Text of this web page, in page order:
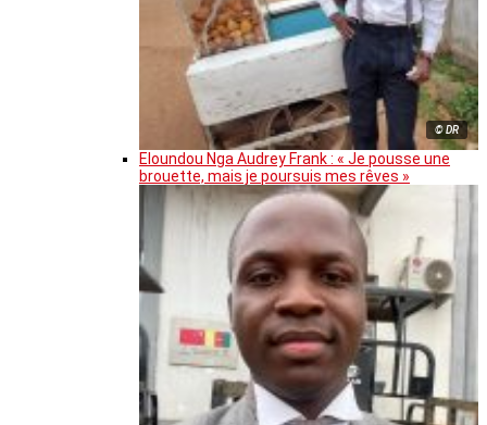
© DR
Eloundou Nga Audrey Frank : « Je pousse une
brouette, mais je poursuis mes rêves »